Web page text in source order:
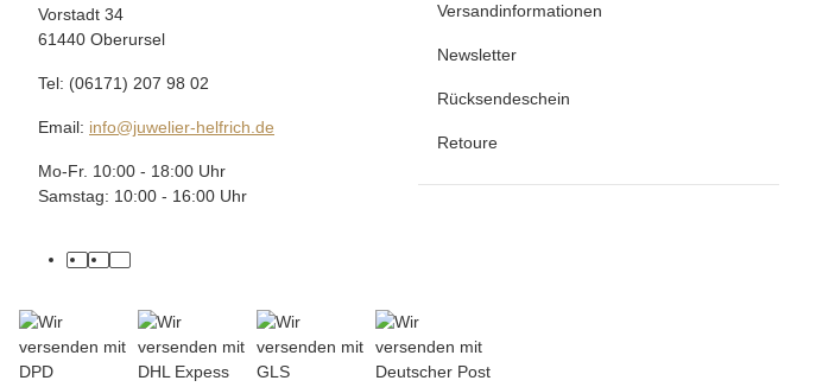
Vorstadt 34
61440 Oberursel
Tel: (06171) 207 98 02
Email: info@juwelier-helfrich.de
Mo-Fr. 10:00 - 18:00 Uhr
Samstag: 10:00 - 16:00 Uhr
Versandinformationen
Newsletter
Rücksendeschein
Retoure